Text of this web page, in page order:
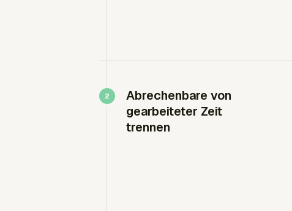
Abrechenbare von
gearbeiteter Zeit
trennen